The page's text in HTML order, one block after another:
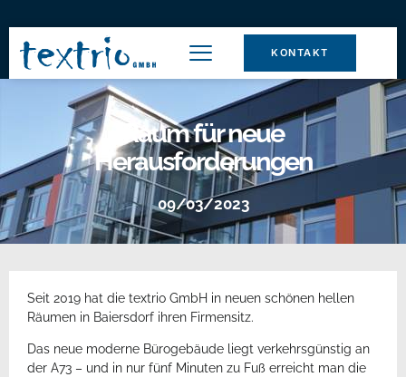
KONTAKT
Raum für neue
Herausforderungen
09/03/2023
Seit 2019 hat die textrio GmbH in neuen schönen hellen
Räumen in Baiersdorf ihren Firmensitz.
Das neue moderne Bürogebäude liegt verkehrsgünstig an
der A73 – und in nur fünf Minuten zu Fuß erreicht man die